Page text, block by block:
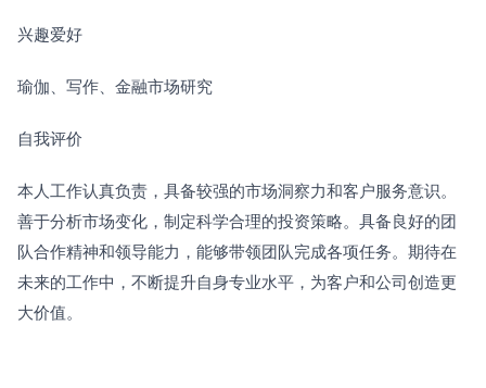
兴趣爱好
瑜伽、写作、金融市场研究
自我评价
本人工作认真负责，具备较强的市场洞察力和客户服务意识。
善于分析市场变化，制定科学合理的投资策略。具备良好的团
队合作精神和领导能力，能够带领团队完成各项任务。期待在
未来的工作中，不断提升自身专业水平，为客户和公司创造更
大价值。